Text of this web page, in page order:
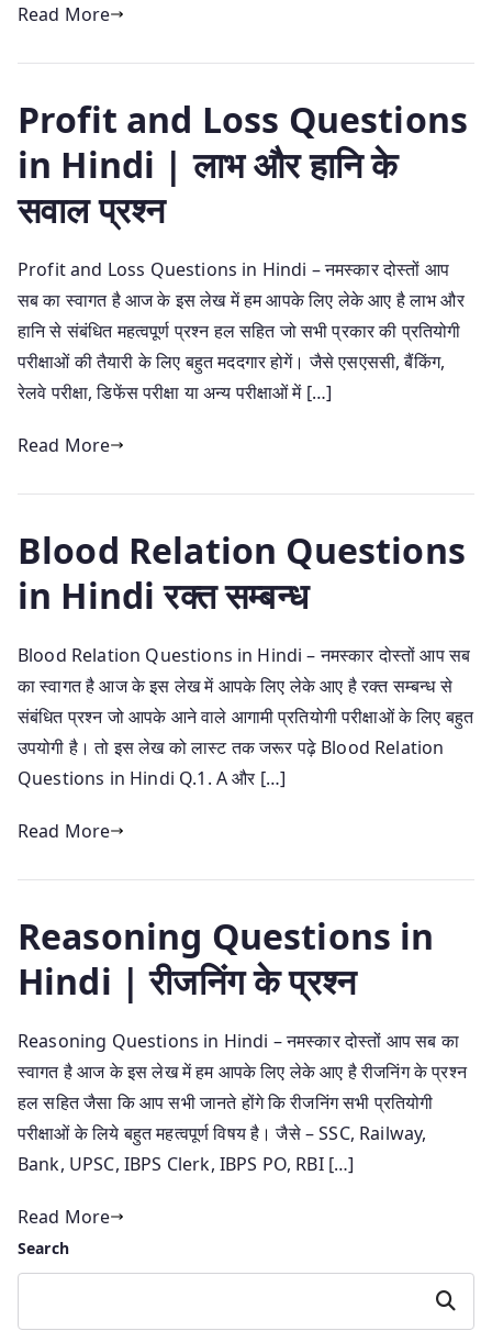
Read More
Profit and Loss Questions
in Hindi | लाभ और हानि के
सवाल प्रश्न
Profit and Loss Questions in Hindi – नमस्कार दोस्तों आप
सब का स्वागत है आज के इस लेख में हम आपके लिए लेके आए है लाभ और
हानि से संबंधित महत्वपूर्ण प्रश्न हल सहित जो सभी प्रकार की प्रतियोगी
परीक्षाओं की तैयारी के लिए बहुत मददगार होगें। जैसे एसएससी, बैंकिंग,
रेलवे परीक्षा, डिफेंस परीक्षा या अन्य परीक्षाओं में […]
Read More
Blood Relation Questions
in Hindi रक्त सम्बन्ध
Blood Relation Questions in Hindi – नमस्कार दोस्तों आप सब
का स्वागत है आज के इस लेख में आपके लिए लेके आए है रक्त सम्बन्ध से
संबंधित प्रश्न जो आपके आने वाले आगामी प्रतियोगी परीक्षाओं के लिए बहुत
उपयोगी है। तो इस लेख को लास्ट तक जरूर पढ़े Blood Relation
Questions in Hindi Q.1. A और […]
Read More
Reasoning Questions in
Hindi | रीजनिंग के प्रश्न
Reasoning Questions in Hindi – नमस्कार दोस्तों आप सब का
स्वागत है आज के इस लेख में हम आपके लिए लेके आए है रीजनिंग के प्रश्न
हल सहित जैसा कि आप सभी जानते होंगे कि रीजनिंग सभी प्रतियोगी
परीक्षाओं के लिये बहुत महत्वपूर्ण विषय है। जैसे – SSC, Railway,
Bank, UPSC, IBPS Clerk, IBPS PO, RBI […]
Read More
Search
Search